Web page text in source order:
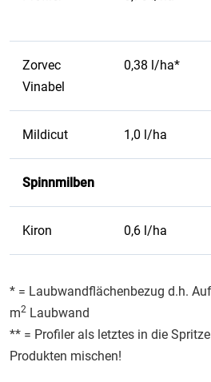
Zorvec
Vinabel
0,38 l/ha*
Mildicut 1,0 l/ha
Spinnmilben
Kiron 0,6 l/ha
* = Laubwandflächenbezug d.h.
m2 Laubwand
** = Profiler als letztes in die
Produkten mischen!